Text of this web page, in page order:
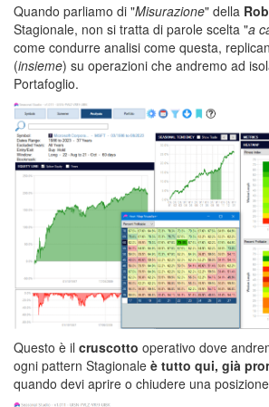
Quando parliamo di "Misurazione" della
Stagionale, non si tratta di parole scelta "a
come condurre analisi come questa,
(insieme) su operazioni che andremo ad
Portafoglio.
Questo è il cruscotto operativo dove
ogni pattern Stagionale è tutto qui, già
quando devi aprire o chiudere una